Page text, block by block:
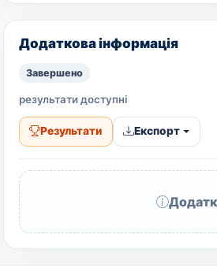
Додаткова інформація
Завершено
результати доступні
Результати Експорт